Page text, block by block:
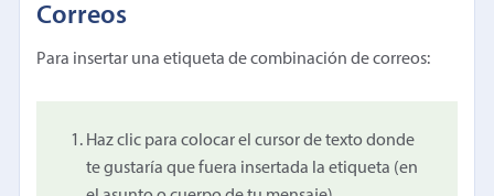
Correos
Para insertar una etiqueta de combinación de correos:
Haz clic para colocar el cursor de texto donde
te gustaría que fuera insertada la etiqueta (en